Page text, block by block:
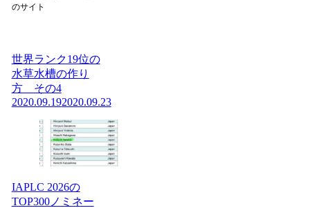
のサイト
世界ランク19位の
水草水槽の作り
方 その4
2020.09.192020.09.23
IAPLC 2026の
TOP300ノミネー